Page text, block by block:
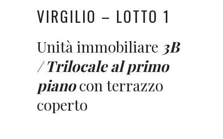
VIRGILIO – LOTTO 1
Unità immobiliare 3B
/ Trilocale al primo
pianocon terrazzo
coperto